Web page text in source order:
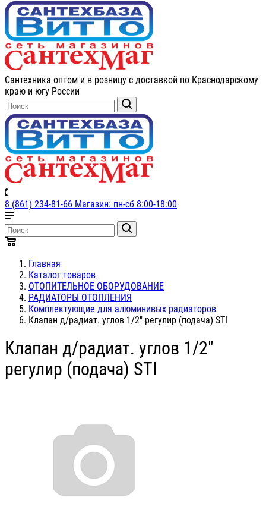
Сантехника оптом и в розницу с доставкой по Краснодарскому
краю и югу России
8 (861) 234-81-66 Магазин: пн-сб 8:00-18:00
Главная
Каталог товаров
ОТОПИТЕЛЬНОЕ ОБОРУДОВАНИЕ
РАДИАТОРЫ ОТОПЛЕНИЯ
Комплектующие для алюминивых радиаторов
Клапан д/радиат. углов 1/2" регулир (подача) STI
Клапан д/радиат. углов 1/2"
регулир (подача) STI